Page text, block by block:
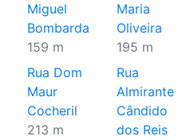
Miguel
Bombarda
159 m
Maria
Oliveira
195 m
Rua Dom
Maur
Cocheril
213 m
Rua
Almirante
Cândido
dos Reis